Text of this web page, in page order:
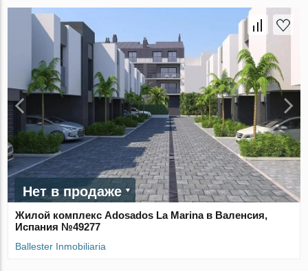
Нет в продаже
Жилой комплекс Adosados La Marina в Валенсия,
Испания №49277
Ballester Inmobiliaria